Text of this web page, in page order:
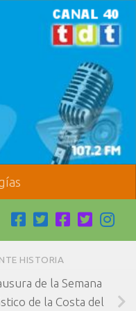
HISTORIA
de la Semana
de la Costa del